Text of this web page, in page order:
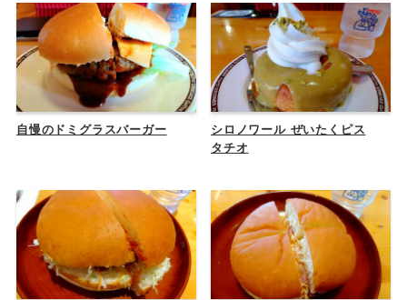
自慢のドミグラスバーガー
シロノワール ぜいたくピス
タチオ